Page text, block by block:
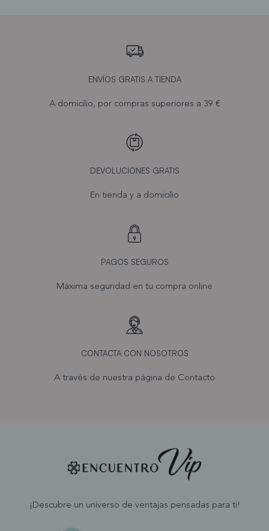
ENVÍOS GRATIS A TIENDA
A domicilio, por compras superiores a 39 €
DEVOLUCIONES GRATIS
En tienda y a domicilio
PAGOS SEGUROS
Máxima seguridad en tu compra online
CONTACTA CON NOSOTROS
A través de nuestra página de Contacto
¡Descubre un universo de ventajas pensadas para ti!